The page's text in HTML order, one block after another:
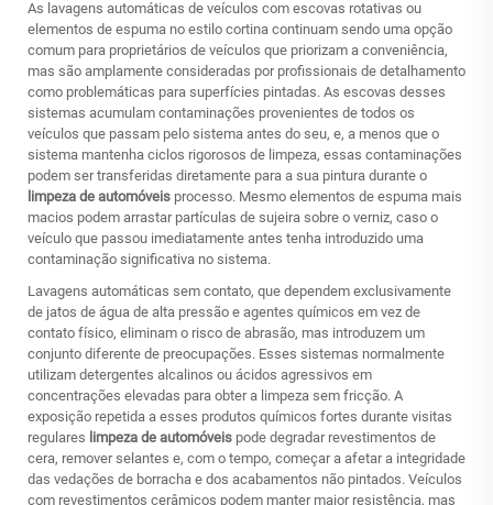
As lavagens automáticas de veículos com escovas rotativas ou
elementos de espuma no estilo cortina continuam sendo uma opção
comum para proprietários de veículos que priorizam a conveniência,
mas são amplamente consideradas por profissionais de detalhamento
como problemáticas para superfícies pintadas. As escovas desses
sistemas acumulam contaminações provenientes de todos os
veículos que passam pelo sistema antes do seu, e, a menos que o
sistema mantenha ciclos rigorosos de limpeza, essas contaminações
podem ser transferidas diretamente para a sua pintura durante o
limpeza de automóveis processo. Mesmo elementos de espuma mais
macios podem arrastar partículas de sujeira sobre o verniz, caso o
veículo que passou imediatamente antes tenha introduzido uma
contaminação significativa no sistema.
Lavagens automáticas sem contato, que dependem exclusivamente
de jatos de água de alta pressão e agentes químicos em vez de
contato físico, eliminam o risco de abrasão, mas introduzem um
conjunto diferente de preocupações. Esses sistemas normalmente
utilizam detergentes alcalinos ou ácidos agressivos em
concentrações elevadas para obter a limpeza sem fricção. A
exposição repetida a esses produtos químicos fortes durante visitas
regulares limpeza de automóveis pode degradar revestimentos de
cera, remover selantes e, com o tempo, começar a afetar a integridade
das vedações de borracha e dos acabamentos não pintados. Veículos
com revestimentos cerâmicos podem manter maior resistência, mas